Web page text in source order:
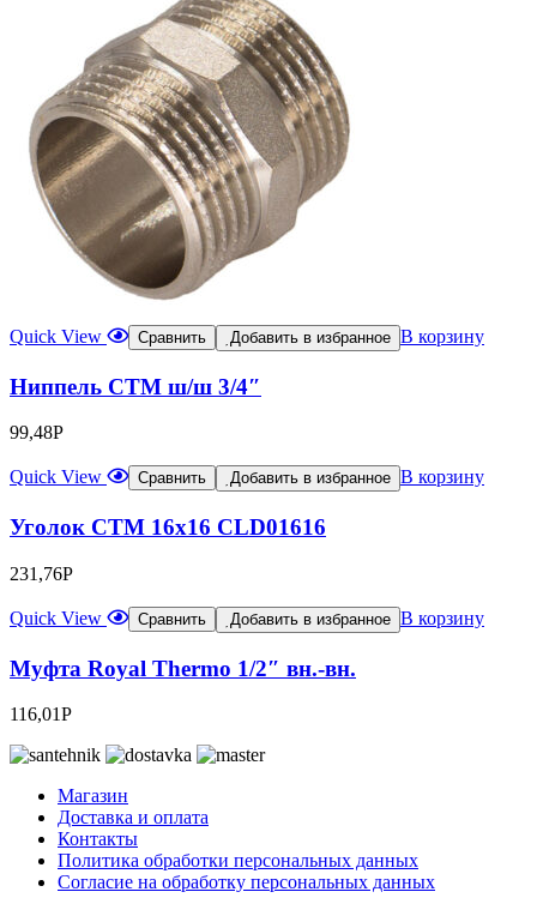
Quick View Сравнить Добавить в избранное В корзину
Ниппель CTM ш/ш 3/4″
99,48Р
Quick View Сравнить Добавить в избранное В корзину
Уголок CTM 16х16 CLD01616
231,76Р
Quick View Сравнить Добавить в избранное В корзину
Муфта Royal Thermo 1/2″ вн.-вн.
116,01Р
Магазин
Доставка и оплата
Контакты
Политика обработки персональных данных
Согласие на обработку персональных данных